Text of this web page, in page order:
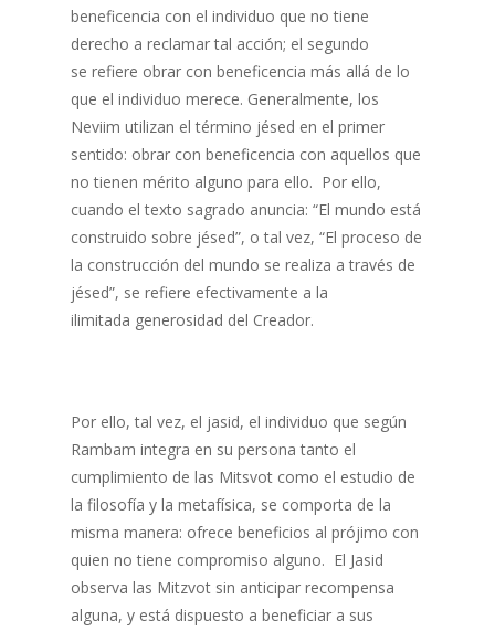
beneficencia con el individuo que no tiene
derecho a reclamar tal acción; el segundo
se refiere obrar con beneficencia más allá de lo
que el individuo merece. Generalmente, los
Neviim utilizan el término jésed en el primer
sentido: obrar con beneficencia con aquellos que
no tienen mérito alguno para ello. Por ello,
cuando el texto sagrado anuncia: “El mundo está
construido sobre jésed”, o tal vez, “El proceso de
la construcción del mundo se realiza a través de
jésed”, se refiere efectivamente a la
ilimitada generosidad del Creador.
Por ello, tal vez, el jasid, el individuo que según
Rambam integra en su persona tanto el
cumplimiento de las Mitsvot como el estudio de
la filosofía y la metafísica, se comporta de la
misma manera: ofrece beneficios al prójimo con
quien no tiene compromiso alguno. El Jasid
observa las Mitzvot sin anticipar recompensa
alguna, y está dispuesto a beneficiar a sus